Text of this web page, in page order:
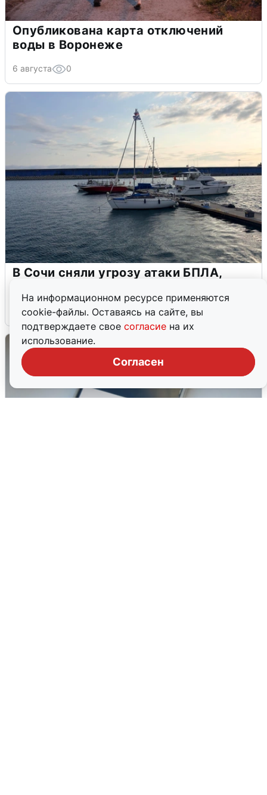
На информационном ресурсе применяются
cookie-файлы. Оставаясь на сайте, вы
подтверждаете свое согласие на их
использование.
Согласен
Опубликована карта отключений
воды в Воронеже
6 августа 0
В Сочи сняли угрозу атаки БПЛА,
6 августа 0